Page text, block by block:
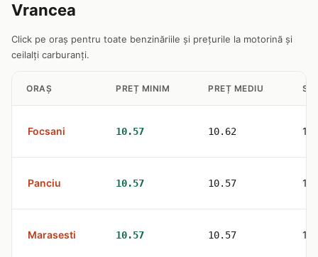
Vrancea
Click pe oraș pentru toate benzinăriile și prețurile la motorină și
ceilalți carburanți.
ORAȘ PREȚ MINIM PREȚ MEDIU
Focsani 10.57 10.62 11
Panciu 10.57 10.57 1
Marasesti 10.57 10.57 1